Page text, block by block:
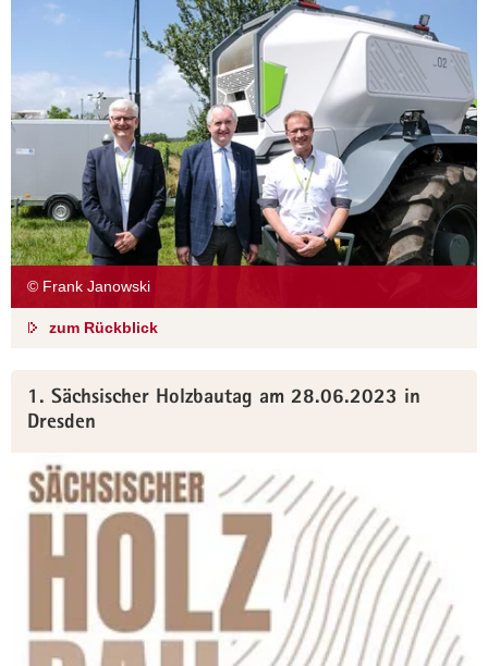
© Frank Janowski
zum Rückblick
1. Sächsischer Holzbautag am 28.06.2023 in
Dresden